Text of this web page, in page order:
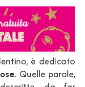
è dedicato
. Quelle parole,